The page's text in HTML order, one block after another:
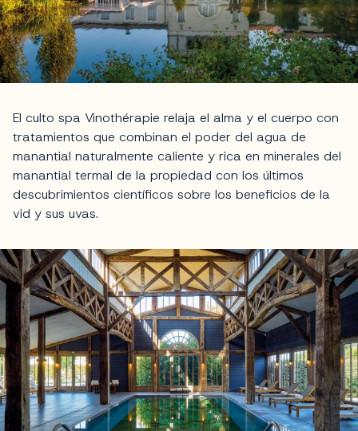
El culto spa Vinothérapie relaja el alma y el cuerpo con
tratamientos que combinan el poder del agua de
manantial naturalmente caliente y rica en minerales del
manantial termal de la propiedad con los últimos
descubrimientos científicos sobre los beneficios de la
vid y sus uvas.